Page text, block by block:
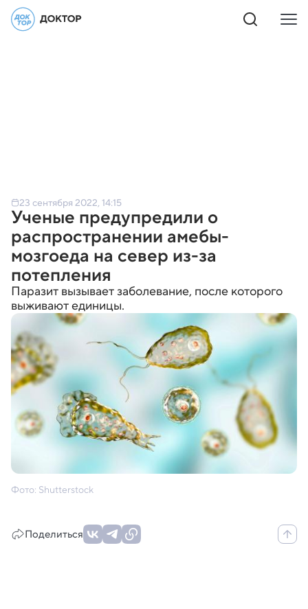
23 сентября 2022, 14:15
Ученые предупредили о
распространении амебы-
мозгоеда на север из-за
потепления
Паразит вызывает заболевание, после которого
выживают единицы.
Фото: Shutterstock
Поделиться